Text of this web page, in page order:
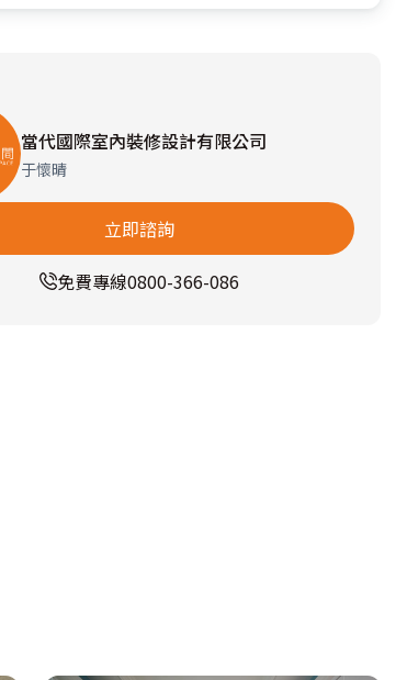
當代國際室內裝修設計有限公司
于懷晴
立即諮詢
免費專線0800-366-086